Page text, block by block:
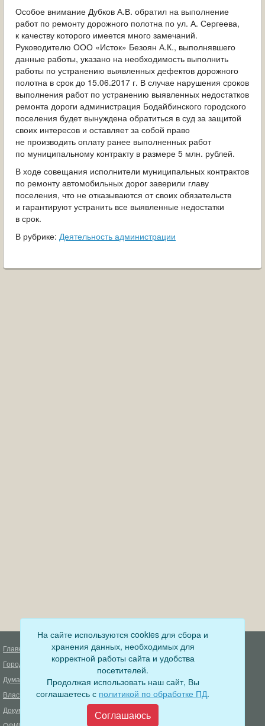
Особое внимание Дубков А.В. обратил на выполнение
работ по ремонту дорожного полотна по ул. А. Сергеева,
к качеству которого имеется много замечаний.
Руководителю ООО «Исток» Безоян А.К., выполнявшего
данные работы, указано на необходимость выполнить
работы по устранению выявленных дефектов дорожного
полотна в срок до 15.06.2017 г. В случае нарушения сроков
выполнения работ по устранению выявленных недостатков
ремонта дороги администрация Бодайбинского городского
поселения будет вынуждена обратиться в суд за защитой
своих интересов и оставляет за собой право
не производить оплату ранее выполненных работ
по муниципальному контракту в размере 5 млн. рублей.
В ходе совещания исполнители муниципальных контрактов
по ремонту автомобильных дорог заверили главу
поселения, что не отказываются от своих обязательств
и гарантируют устранить все выявленные недостатки
в срок.
В рубрике: Деятельность администрации
Главная
Город
Дума
Власть
Документы
Деятельность прокуратуры
Муниципальный контроль
Меры пожарной безопасности
Муниципальные закупки
Формирование комфортной
городской среды
На сайте используются cookies для сбора и
хранения данных, необходимых для
корректной работы сайта и удобства
посетителей.
Продолжая использовать наш сайт, Вы
соглашаетесь с политикой по обработке ПД.
Соглашаюсь